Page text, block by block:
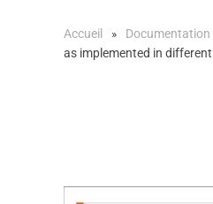
Accueil Documentation
as implemented in